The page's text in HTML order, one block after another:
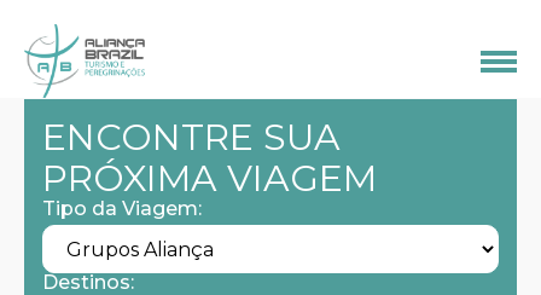
ENCONTRE SUA
PRÓXIMA VIAGEM
Tipo da Viagem:
Destinos: